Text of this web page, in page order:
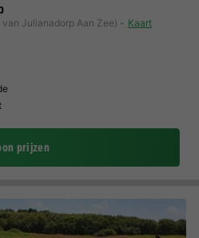
van Julianadorp Aan Zee) Kaart
prijzen